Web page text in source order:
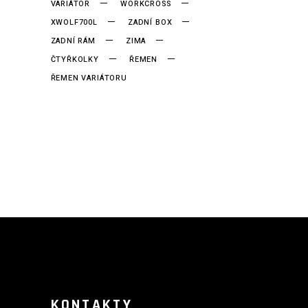
VARIÁTOR
WORKCROSS
XWOLF700L
ZADNÍ BOX
ZADNÍ RÁM
ZIMA
ČTYŘKOLKY
ŘEMEN
ŘEMEN VARIÁTORU